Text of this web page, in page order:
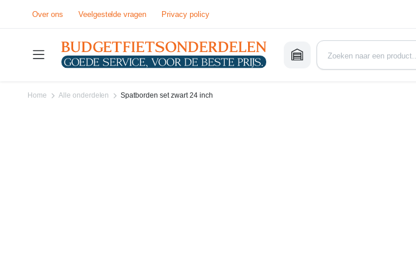
Over ons Veelgestelde vragen Privacy policy
Home Alle onderdelen Spatborden set zwart 24 inch